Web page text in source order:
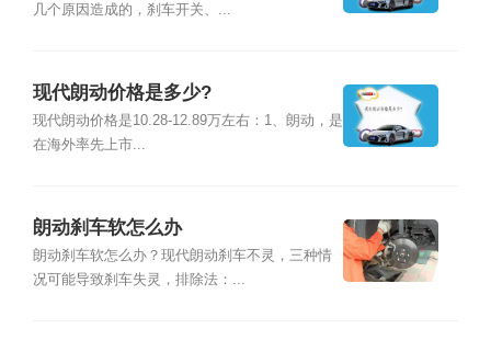
几个原因造成的，刹车开关、...
现代朗动价格是多少?
现代朗动价格是10.28-12.89万左右：1、朗动，是
在海外率先上市...
朗动刹车软怎么办
朗动刹车软怎么办？现代朗动刹车不灵，三种情
况可能导致刹车失灵，排除法：...